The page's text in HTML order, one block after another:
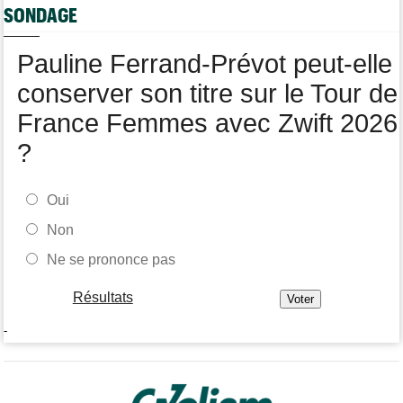
Pogacar ?
SONDAGE
Pauline Ferrand-Prévot peut-elle
conserver son titre sur le Tour de
France Femmes avec Zwift 2026
?
Oui
Non
Ne se prononce pas
Résultats
-